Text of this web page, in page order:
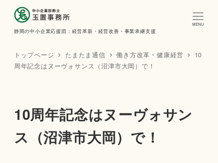
静岡の中小企業応援団：経営革新・経営改善・事業承継支援
MENU
トップページ たまたま通信 働き方改革・健康経営
10
周年記念はヌーヴォサンス（沼津市大岡）で！
10周年記念はヌーヴォサン
ス（沼津市大岡）で！